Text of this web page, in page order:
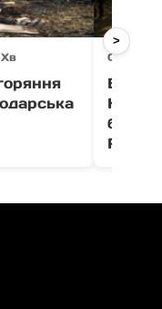
06
В
Fest
>